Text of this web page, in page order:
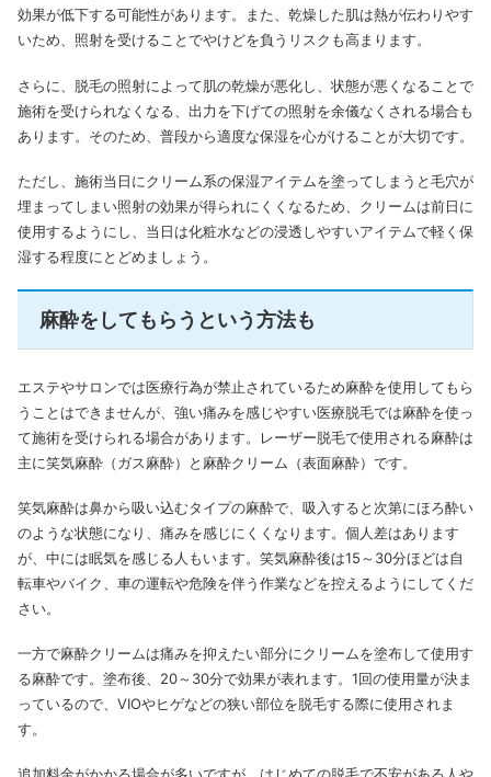
効果が低下する可能性があります。また、乾燥した肌は熱が伝わりやす
いため、照射を受けることでやけどを負うリスクも高まります。
さらに、脱毛の照射によって肌の乾燥が悪化し、状態が悪くなることで
施術を受けられなくなる、出力を下げての照射を余儀なくされる場合も
あります。そのため、普段から適度な保湿を心がけることが大切です。
ただし、施術当日にクリーム系の保湿アイテムを塗ってしまうと毛穴が
埋まってしまい照射の効果が得られにくくなるため、クリームは前日に
使用するようにし、当日は化粧水などの浸透しやすいアイテムで軽く保
湿する程度にとどめましょう。
麻酔をしてもらうという方法も
エステやサロンでは医療行為が禁止されているため麻酔を使用してもら
うことはできませんが、強い痛みを感じやすい医療脱毛では麻酔を使っ
て施術を受けられる場合があります。レーザー脱毛で使用される麻酔は
主に笑気麻酔（ガス麻酔）と麻酔クリーム（表面麻酔）です。
笑気麻酔は鼻から吸い込むタイプの麻酔で、吸入すると次第にほろ酔い
のような状態になり、痛みを感じにくくなります。個人差はあります
が、中には眠気を感じる人もいます。笑気麻酔後は15～30分ほどは自
転車やバイク、車の運転や危険を伴う作業などを控えるようにしてくだ
さい。
一方で麻酔クリームは痛みを抑えたい部分にクリームを塗布して使用す
る麻酔です。塗布後、20～30分で効果が表れます。1回の使用量が決ま
っているので、VIOやヒゲなどの狭い部位を脱毛する際に使用されま
す。